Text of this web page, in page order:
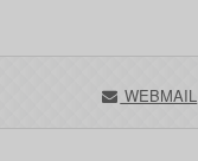
WEBMAIL